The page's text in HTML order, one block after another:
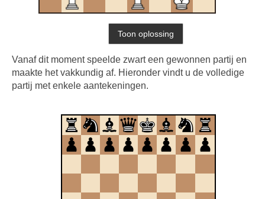
Vanaf dit moment speelde zwart een gewonnen partij en
maakte het vakkundig af. Hieronder vindt u de volledige
partij met enkele aantekeningen.